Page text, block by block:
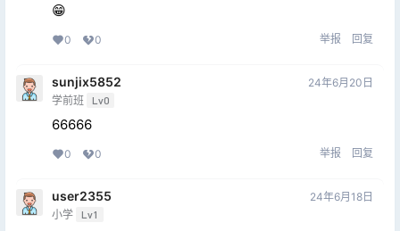
😁
0 0 举报 回复
sunjix5852
学前班 Lv0
24年6月20日
66666
0 0 举报 回复
user2355
小学 Lv1
24年6月18日